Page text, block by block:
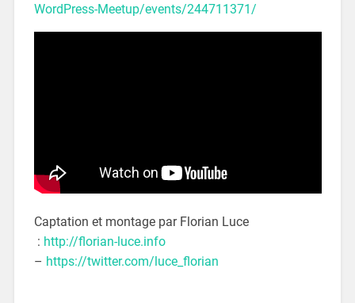
WordPress-Meetup/events/244711371/
Captation et montage par Florian Luce
: http://florian-luce.info
– https://twitter.com/luce_florian